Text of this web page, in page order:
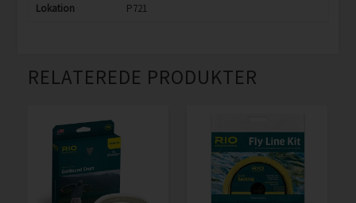
Lokation
P721
RELATEREDE PRODUKTER